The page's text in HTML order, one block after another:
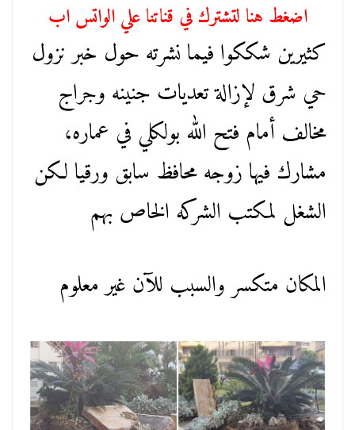
اضغط هنا لتشترك في قناتنا علي الواتس اب
كثيرين شككوا فيما نشرته حول خبر نزول
حي شرق لإزالة تعديات جنينه وجراج
مخالف أمام فتح الله بولكلي في عماره،
مشارك فيها زوجه محافظ سابق ورقيا لكن
الشغل لمكتب الشركه الخاص بهم
المكان متكسر والسبب للآن غير معلوم